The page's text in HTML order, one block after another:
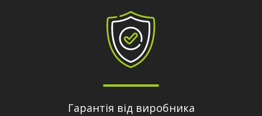
Гарантія від виробника